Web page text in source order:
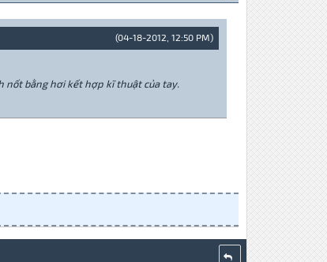
(04-18-2012, 12:50 PM)
nốt bằng hơi kết hợp kĩ thuật của tay.